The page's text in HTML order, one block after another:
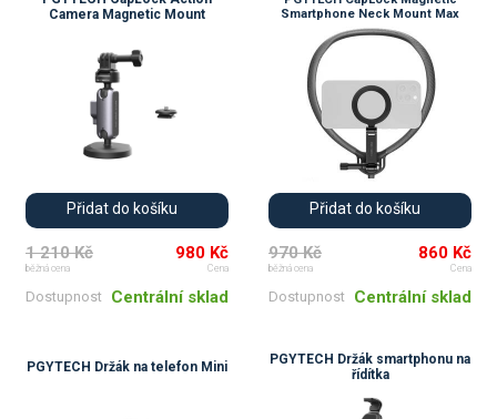
Camera Magnetic Mount
Přidat do košíku
1 210 Kč
běžná cena
980 Kč
Cena
Dostupnost Centrální sklad
Smartphone Neck Mount Max
Přidat do košíku
970 Kč
běžná cena
860 Kč
Cena
Dostupnost Centrální sklad
PGYTECH Držák na telefon Mini
PGYTECH Držák smartphonu na
řídítka